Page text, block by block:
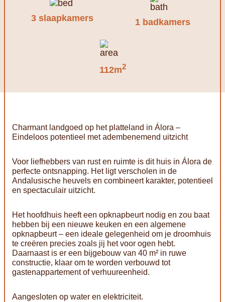
3 slaapkamers 1 badkamers
112m2
Charmant landgoed op het platteland in Álora –
Eindeloos potentieel met adembenemend uitzicht
Voor liefhebbers van rust en ruimte is dit huis in Álora de
perfecte ontsnapping. Het ligt verscholen in de
Andalusische heuvels en combineert karakter, potentieel
en spectaculair uitzicht.
Het hoofdhuis heeft een opknapbeurt nodig en zou baat
hebben bij een nieuwe keuken en een algemene
opknapbeurt – een ideale gelegenheid om je droomhuis
te creëren precies zoals jij het voor ogen hebt.
Daarnaast is er een bijgebouw van 40 m² in ruwe
constructie, klaar om te worden verbouwd tot
gastenappartement of verhuureenheid.
Aangesloten op water en elektriciteit.